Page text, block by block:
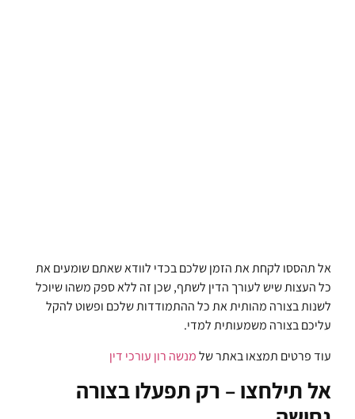
אל תהססו לקחת את הזמן שלכם בכדי לוודא שאתם שומעים את
כל העצות שיש לעורך הדין לשתף, שכן זה ללא ספק משהו שיוכל
לשנות בצורה מהותית את כל ההתמודדות שלכם ופשוט להקל
עליכם בצורה משמעותית למדי.
עוד פרטים תמצאו באתר שלמנשה רון עורכי דין
אל תילחצו – רק תפעלו בצורה